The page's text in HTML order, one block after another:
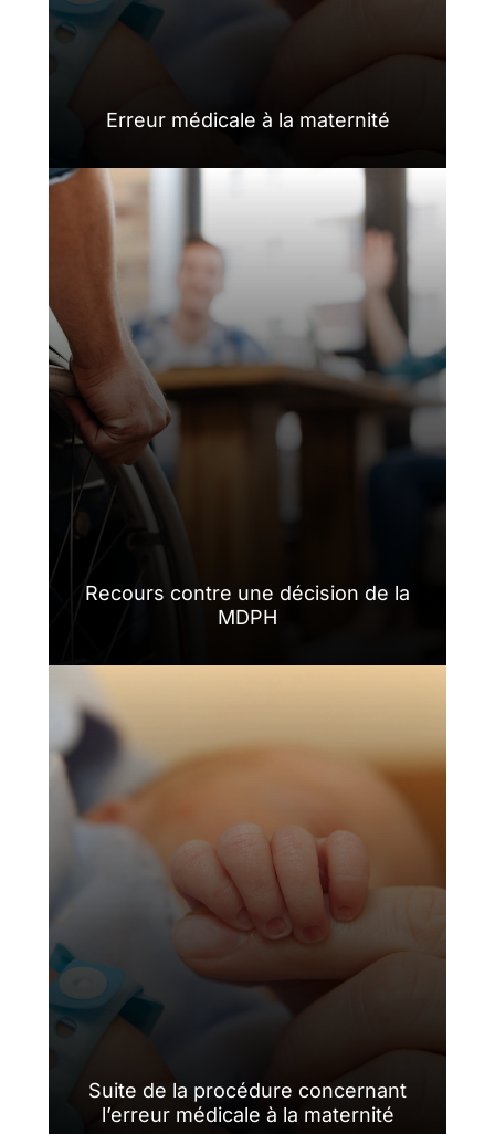
Erreur médicale à la maternité
Recours contre une décision de la
MDPH
Suite de la procédure concernant
l’erreur médicale à la maternité